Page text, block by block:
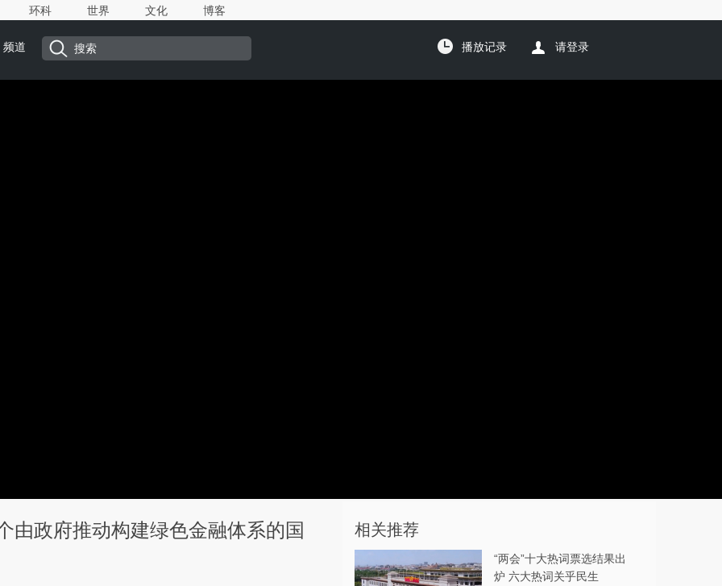
环科 世界 文化 博客
频道 播放记录 请登录
由政府推动构建绿色金融体系的国 相关推荐
“两会”十大热词票选结果出
炉 六大热词关乎民生